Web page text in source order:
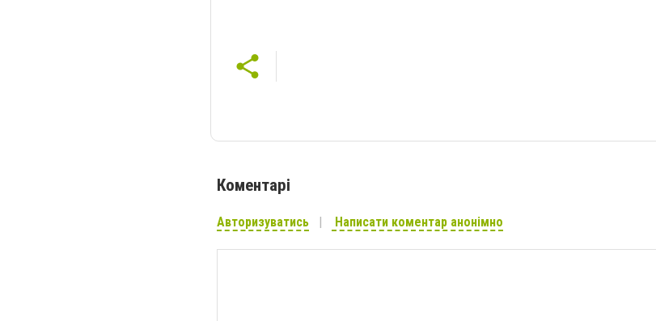
Коментарі
Авторизуватись Написати коментар анонімно